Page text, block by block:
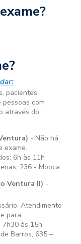
pacientes
com
através do
- Não há
exame.
6h às 11h
236 - Mooca
Ventura II) -
Atendimento
para
7h30 às 15h
Barros, 635 –